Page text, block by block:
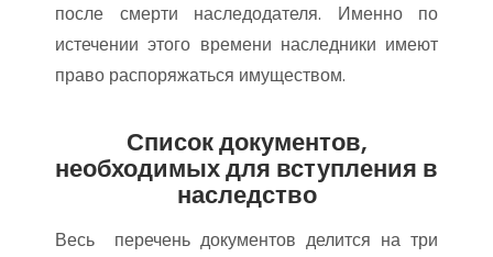
после смерти наследодателя. Именно по
истечении этого времени наследники имеют
право распоряжаться имуществом.
Список документов,
необходимых для вступления в
наследство
Весь перечень документов делится на три